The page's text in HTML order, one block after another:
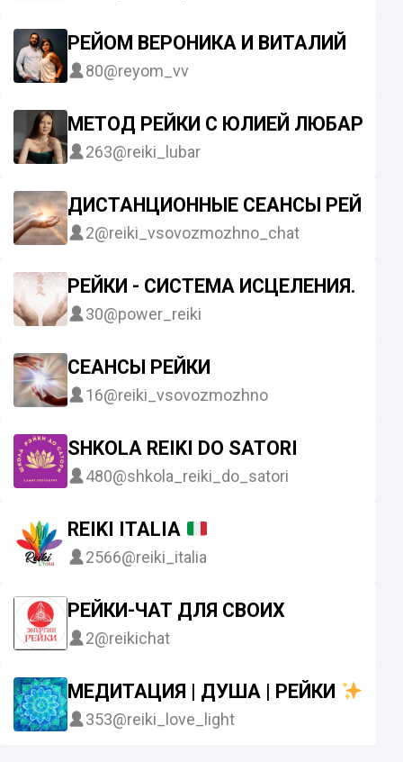
️️РЕЙОМ ВЕРОНИКА И ВИТАЛИЙ
80@reyom_vv
МЕТОД РЕЙКИ С ЮЛИЕЙ ЛЮБАРЬ
263@reiki_lubar
ДИСТАНЦИОННЫЕ СЕАНСЫ РЕЙКИ
2@reiki_vsovozmozhno_chat
РЕЙКИ - СИСТЕМА ИСЦЕЛЕНИЯ.
30@power_reiki
СЕАНСЫ РЕЙКИ
16@reiki_vsovozmozhno
SHKOLA REIKI DO SATORI
480@shkola_reiki_do_satori
REIKI ITALIA
2566@reiki_italia
РЕЙКИ-ЧАТ ДЛЯ СВОИХ
2@reikichat
МЕДИТАЦИЯ | ДУША | РЕЙКИ
353@reiki_love_light